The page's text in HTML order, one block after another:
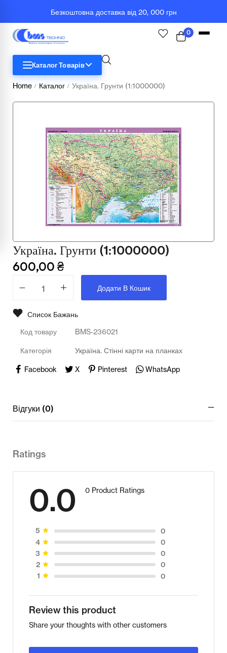
Безкоштовна доставка від 20, 000 грн
0
Каталог Товарів
Географія
Комп'ютерна техніка
Меблі
Медичні тренажери та манекени
Освіта
Телерадіо обладнання
Всі товари
Підкатегорії відсутні.
Home / Каталог / Україна. Грунти (1:1000000)
Україна. Грунти (1:1000000)
600,00 ₴
Додати В Кошик
Список Бажань
Код товару BMS-236021
Категорія Україна. Стінні карти на планках
Facebook X Pinterest WhatsApp
Відгуки (0)
Ratings
0.0 0 Product Ratings
5
0
4
0
3
0
2
0
1
0
Review this product
Share your thoughts with other customers